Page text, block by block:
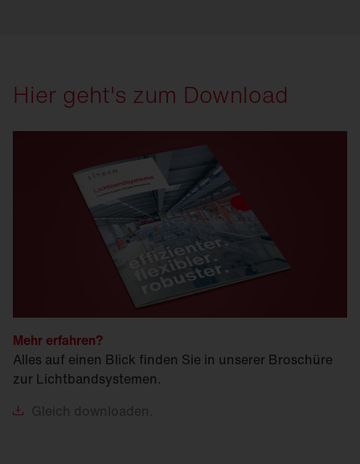
Hier geht's zum Download
Mehr erfahren?
Alles auf einen Blick finden Sie in unserer Broschüre
zur Lichtbandsystemen.
Gleich downloaden.